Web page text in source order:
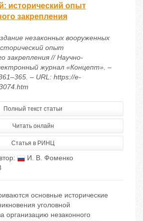
исторический опыт
закрепления
незаконных вооруженных
опыт
закрепления // Научно-
журнал «Концепт». –
– URL: https://e-
Полный текст статьи
Читать онлайн
Статья в РИНЦ
И. В. Фоменко
основные исторические
уголовной
организацию незаконного